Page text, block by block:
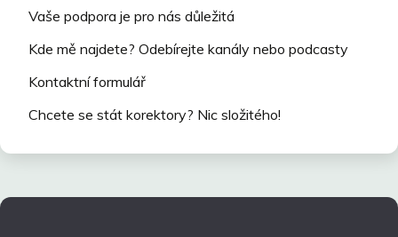
Vaše podpora je pro nás důležitá
Kde mě najdete? Odebírejte kanály nebo podcasty
Kontaktní formulář
Chcete se stát korektory? Nic složitého!